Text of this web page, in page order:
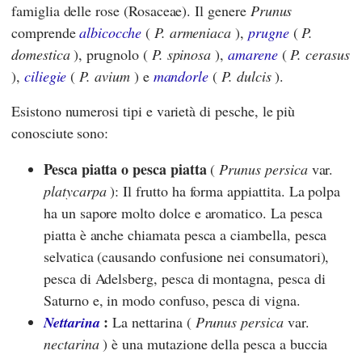
famiglia delle rose (Rosaceae). Il genere Prunus
comprendealbicocche( P. armeniaca ), prugne(P.
domestica), prugnolo ( P. spinosa ), amarene(P. cerasus
), ciliegie (P. avium) e mandorle ( P. dulcis).
Esistono numerosi tipi e varietà di pesche, le più
conosciute sono:
Pesca piatta o pesca piatta(Prunus persicavar.
platycarpa): Il frutto ha forma appiattita. La polpa
ha un sapore molto dolce e aromatico. La pesca
piatta è anche chiamata pesca a ciambella, pesca
selvatica (causando confusione nei consumatori),
pesca di Adelsberg, pesca di montagna, pesca di
Saturno e, in modo confuso, pesca di vigna.
Nettarina : La nettarina ( Prunus persicavar.
nectarina) è una mutazione della pesca a buccia